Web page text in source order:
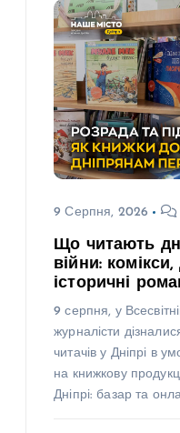
9 Серпня, 2026
Що читають
війни:
історичні
9 серпня, у
журналісти
читачів у Дніпрі в
на книжкову
Дніпрі: базар та